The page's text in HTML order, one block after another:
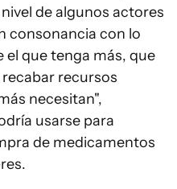
de algunos actores
consonancia con lo
el que tenga más, que
recursos
necesitan",
usarse para
de medicamentos